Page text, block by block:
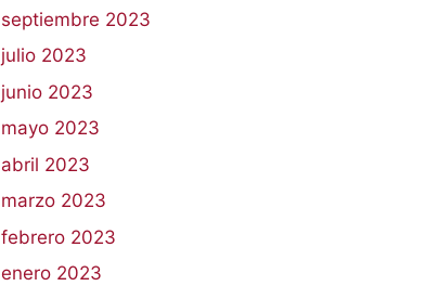
septiembre 2023
julio 2023
junio 2023
mayo 2023
abril 2023
marzo 2023
febrero 2023
enero 2023